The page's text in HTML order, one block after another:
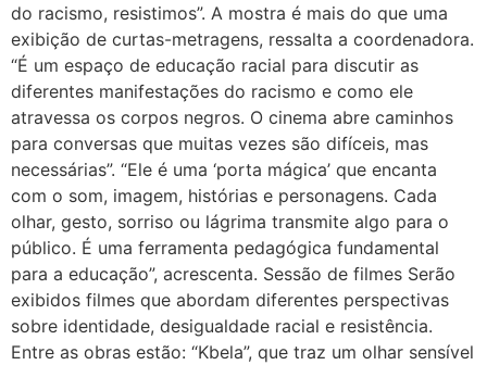
do racismo, resistimos”. A mostra é mais do que uma
exibição de curtas-metragens, ressalta a coordenadora.
“É um espaço de educação racial para discutir as
diferentes manifestações do racismo e como ele
atravessa os corpos negros. O cinema abre caminhos
para conversas que muitas vezes são difíceis, mas
necessárias”. “Ele é uma ‘porta mágica’ que encanta
com o som, imagem, histórias e personagens. Cada
olhar, gesto, sorriso ou lágrima transmite algo para o
público. É uma ferramenta pedagógica fundamental
para a educação”, acrescenta. Sessão de filmes Serão
exibidos filmes que abordam diferentes perspectivas
sobre identidade, desigualdade racial e resistência.
Entre as obras estão: “Kbela”, que traz um olhar sensível